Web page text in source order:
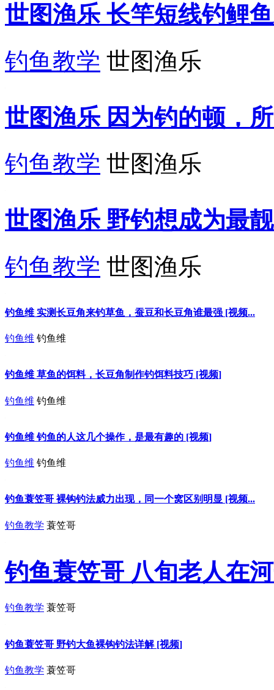
世图渔乐 长竿短线钓鲤
钓鱼教学 世图渔乐
世图渔乐 因为钓的顿，
钓鱼教学 世图渔乐
世图渔乐 野钓想成为最
钓鱼教学 世图渔乐
钓鱼维 实测长豆角来钓草鱼，蚕豆和长豆角谁最强 [视频...
钓鱼维 钓鱼维
钓鱼维 草鱼的饵料，长豆角制作钓饵料技巧 [视频]
钓鱼维 钓鱼维
钓鱼维 钓鱼的人这几个操作，是最有趣的 [视频]
钓鱼维 钓鱼维
钓鱼蓑笠哥 裸钩钓法威力出现，同一个窝区别明显 [视频...
钓鱼教学 蓑笠哥
钓鱼蓑笠哥 八旬老人在
钓鱼教学 蓑笠哥
钓鱼蓑笠哥 野钓大鱼裸钩钓法详解 [视频]
钓鱼教学 蓑笠哥